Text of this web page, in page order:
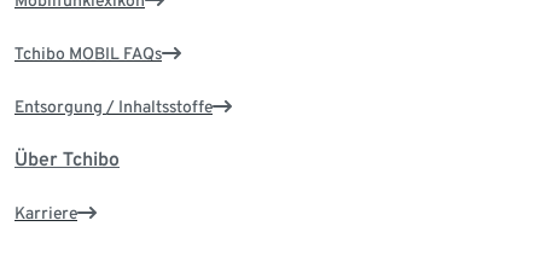
Tchibo MOBIL FAQs
Entsorgung / Inhaltsstoffe
Über Tchibo
Karriere